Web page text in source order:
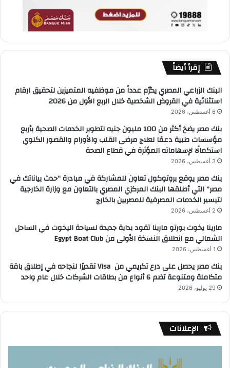
إقرأ أيضاً
البنك الزراعي المصري يكرّم عدداً من موظفيه المتميزين لتحقيق ارقام
استثنائية في القروض الشخصية خلال الربع الأول من 2026
6 أغسطس، 2026
بنك مصر يضخ أكثر من 100 مليون جنيه لتطوير الخدمات الصحية بأربع
مؤسسات طبية دعمًا لعلاج مرضى القلب والأورام والقصور الكلوي
استكمالًا لإسهاماته المؤثرة في قطاع الصحة
3 أغسطس، 2026
بنك مصر يوقع بروتوكول تعاون للمشاركة في مبادرة “حدث بياناتك في
مصر” التي أطلقها البنك المركزي المصري بالتعاون مع وزارة الخارجية
لتيسير الخدمات المصرفية للمصريين بالخارج
2 أغسطس، 2026
مارينا يخوت بورتو مارينا تقود بداية جديدة لسياحة اليخوت في الساحل
الشمالي مع انطلاق النسخة الأولى من Egypt Boat Club
1 أغسطس، 2026
بنك مصر يحصل على درع تكريمي من Visa تقديرًا لنجاحه في إطلاق باقة
متكاملة ومتنوعة تضم 6 أنواع من بطاقات الشركات خلال عام واحد
29 يوليو، 2026
الإعلانات